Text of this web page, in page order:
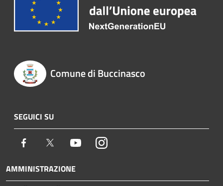
Comune di Buccinasco
SEGUICI SU
Facebook Twitter YoutubeInstagram
AMMINISTRAZIONE